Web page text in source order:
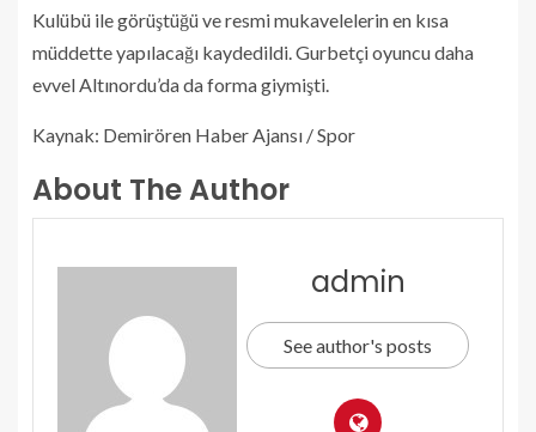
Kulübü ile görüştüğü ve resmi mukavelelerin en kısa
müddette yapılacağı kaydedildi. Gurbetçi oyuncu daha
evvel Altınordu’da da forma giymişti.
Kaynak: Demirören Haber Ajansı / Spor
About The Author
admin
See author's posts